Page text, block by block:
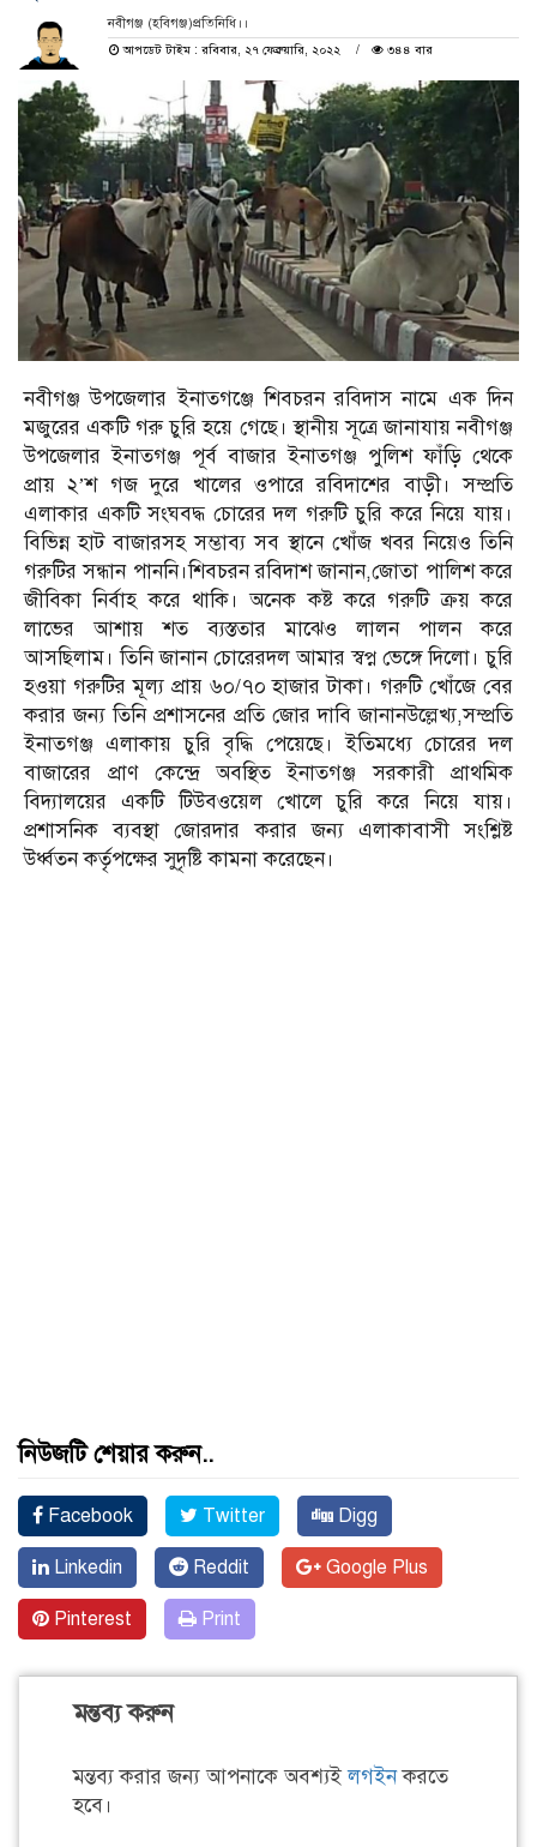
নবীগঞ্জ (হবিগঞ্জ)প্রতিনিধি।।
আপডেট টাইম : রবিবার, ২৭ ফেব্রুয়ারি, ২০২২
৩৪৪ বার
নবীগঞ্জ উপজেলার ইনাতগঞ্জে শিবচরন রবিদাস নামে এক দিন
মজুরের একটি গরু চুরি হয়ে গেছে। স্থানীয় সূত্রে জানাযায় নবীগঞ্জ
উপজেলার ইনাতগঞ্জ পূর্ব বাজার ইনাতগঞ্জ পুলিশ ফাঁড়ি থেকে
প্রায় ২’শ গজ দুরে খালের ওপারে রবিদাশের বাড়ী। সম্প্রতি
এলাকার একটি সংঘবদ্ধ চোরের দল গরুটি চুরি করে নিয়ে যায়।
বিভিন্ন হাট বাজারসহ সম্ভাব্য সব স্থানে খোঁজ খবর নিয়েও তিনি
গরুটির সন্ধান পাননি।শিবচরন রবিদাশ জানান,জোতা পালিশ করে
জীবিকা নির্বাহ করে থাকি। অনেক কষ্ট করে গরুটি ক্রয় করে
লাভের আশায় শত ব্যস্ততার মাঝেও লালন পালন করে
আসছিলাম। তিনি জানান চোরেরদল আমার স্বপ্ন ভেঙ্গে দিলো। চুরি
হওয়া গরুটির মূল্য প্রায় ৬০/৭০ হাজার টাকা। গরুটি খোঁজে বের
করার জন্য তিনি প্রশাসনের প্রতি জোর দাবি জানানউল্লেখ্য,সম্প্রতি
ইনাতগঞ্জ এলাকায় চুরি বৃদ্ধি পেয়েছে। ইতিমধ্যে চোরের দল
বাজারের প্রাণ কেন্দ্রে অবস্থিত ইনাতগঞ্জ সরকারী প্রাথমিক
বিদ্যালয়ের একটি টিউবওয়েল খোলে চুরি করে নিয়ে যায়।
প্রশাসনিক ব্যবস্থা জোরদার করার জন্য এলাকাবাসী সংশ্লিষ্ট
উর্ধ্বতন কর্তৃপক্ষের সুদৃষ্টি কামনা করেছেন।
নিউজটি শেয়ার করুন..
Facebook Twitter Digg
Linkedin Reddit Google Plus
Pinterest Print
মন্তব্য করুন
মন্তব্য করার জন্য আপনাকে অবশ্যইলগইনকরতে
হবে।